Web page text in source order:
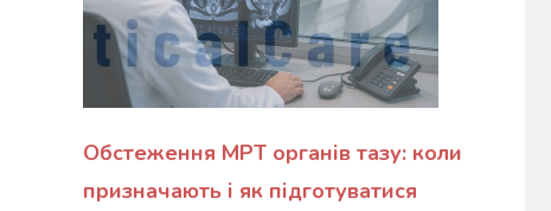
Обстеження МРТ органів тазу: коли
призначають і як підготуватися